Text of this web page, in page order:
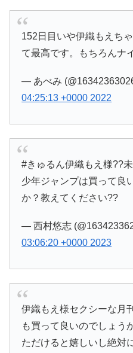
152日目いや伊織もえち
て最高です。もちろんナ
— あべみ
04:25:13 +0000 2022
#きゅるん伊織もえ様??
少年ジャンプは買って良
か？教えてください??
— 西村悠志
03:06:20 +0000 2023
伊織もえ様セクシーな月
も買って良いのでしょう
ただけると嬉しいし絶対